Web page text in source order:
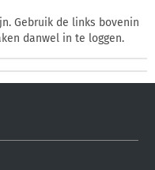
Gebruik de links bovenin
danwel in te loggen.